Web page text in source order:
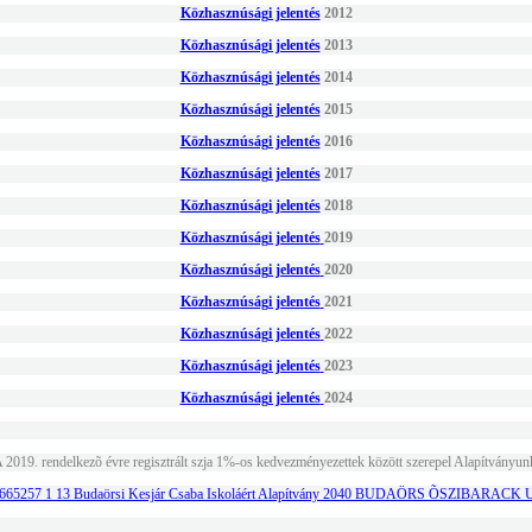
Közhasznúsági jelentés2012
Közhasznúsági jelentés2013
Közhasznúsági jelentés2014
Közhasznúsági jelentés2015
Közhasznúsági jelentés2016
Közhasznúsági jelentés2017
Közhasznúsági jelentés2018
Közhasznúsági jelentés 2019
Közhasznúsági jelentés 2020
Közhasznúsági jelentés 2021
Közhasznúsági jelentés 2022
Közhasznúsági jelentés 2023
Közhasznúsági jelentés 2024
2019. rendelkezõ évre regisztrált szja 1%-os kedvezményezettek között szerepel
1 13 Budaörsi Kesjár Csaba Iskoláért Alapítvány 2040 BUDAÖRS ÕSZIBARACK